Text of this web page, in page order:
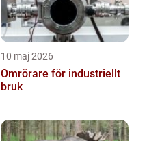
10 maj 2026
Omrörare för industriellt
bruk